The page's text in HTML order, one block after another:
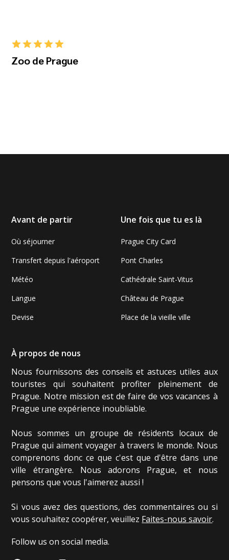
Zoo de Prague
Avant de partir
Où séjourner
Transfert depuis l'aéroport
Météo
Langue
Devise
Une fois que tu es là
Prague City Card
Pont Charles
Cathédrale Saint-Vitus
Château de Prague
Place de la vieille ville
À propos de nous
Nous fournissons des conseils et astuces utiles aux
touristes qui souhaitent profiter pleinement de
Prague. Notre mission est de faire de vos vacances à
Prague une expérience inoubliable.
Nous sommes un groupe de résidents locaux de
Prague qui aiment voyager à travers le monde. Nous
comprenons donc ce que c'est que d'être dans une
ville étrangère. Nous adorons Prague, et nous
pensons que vous l'aimerez aussi !
Si vous avez des questions, des commentaires ou si
vous souhaitez coopérer, veuillez Faites-nous savoir.
Follow us on social media.